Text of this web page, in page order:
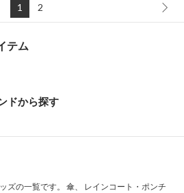
1 2
テム
ドから探す
ズの一覧です。 傘、 レインコート・ポンチ